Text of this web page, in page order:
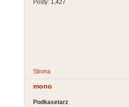
Posty: 1,427
Strona
mono
Podkasetarz